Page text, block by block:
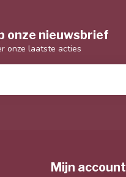
onze nieuwsbrief
onze laatste acties
Mijn account